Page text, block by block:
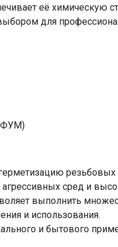
её химическую
для
резьбовых
сред и
выполнить
и использования.
и бытового